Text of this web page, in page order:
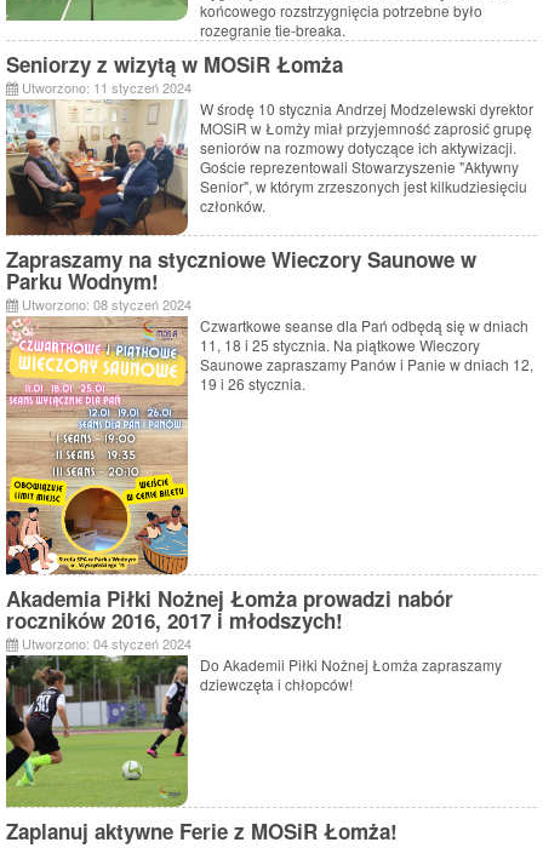
końcowego rozstrzygnięcia potrzebne było
rozegranie tie-breaka.
Seniorzy z wizytą w MOSiR Łomża
Utworzono: 11 styczeń 2024
W środę 10 stycznia Andrzej Modzelewski dyrektor
MOSiR w Łomży miał przyjemność zaprosić grupę
seniorów na rozmowy dotyczące ich aktywizacji.
Goście reprezentowali Stowarzyszenie "Aktywny
Senior", w którym zrzeszonych jest kilkudziesięciu
członków.
Zapraszamy na styczniowe Wieczory Saunowe w
Parku Wodnym!
Utworzono: 08 styczeń 2024
Czwartkowe seanse dla Pań odbędą się w dniach
11, 18 i 25 stycznia. Na piątkowe Wieczory
Saunowe zapraszamy Panów i Panie w dniach 12,
19 i 26 stycznia.
Akademia Piłki Nożnej Łomża prowadzi nabór
roczników 2016, 2017 i młodszych!
Utworzono: 04 styczeń 2024
Do Akademii Piłki Nożnej Łomża zapraszamy
dziewczęta i chłopców!
Zaplanuj aktywne Ferie z MOSiR Łomża!